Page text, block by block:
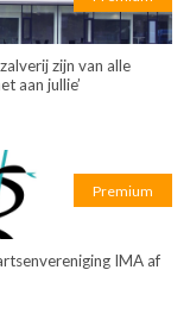
zijn van alle
aan jullie’
Premium
IMA af